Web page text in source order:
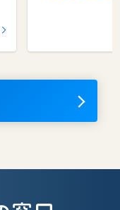
タレントマ
OKRツール